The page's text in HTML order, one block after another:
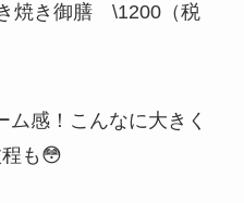
焼き御膳 \1200（税
感！こんなに大きく
も😳